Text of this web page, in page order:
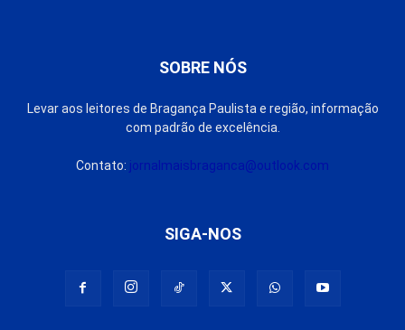
SOBRE NÓS
Levar aos leitores de Bragança Paulista e região, informação
com padrão de excelência.
Contato: jornalmaisbraganca@outlook.com
SIGA-NOS